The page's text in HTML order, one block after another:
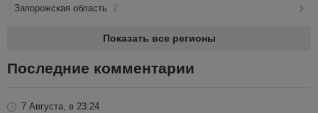
Запорожская область
2
Показать все регионы
Последние комментарии
7 Августа, в 23:24